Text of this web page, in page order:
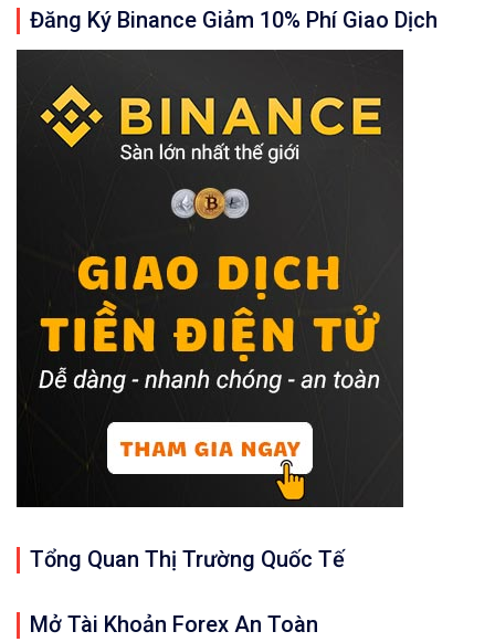
Đăng Ký Binance Giảm 10% Phí Giao Dịch
Tổng Quan Thị Trường Quốc Tế
Mở Tài Khoản Forex An Toàn